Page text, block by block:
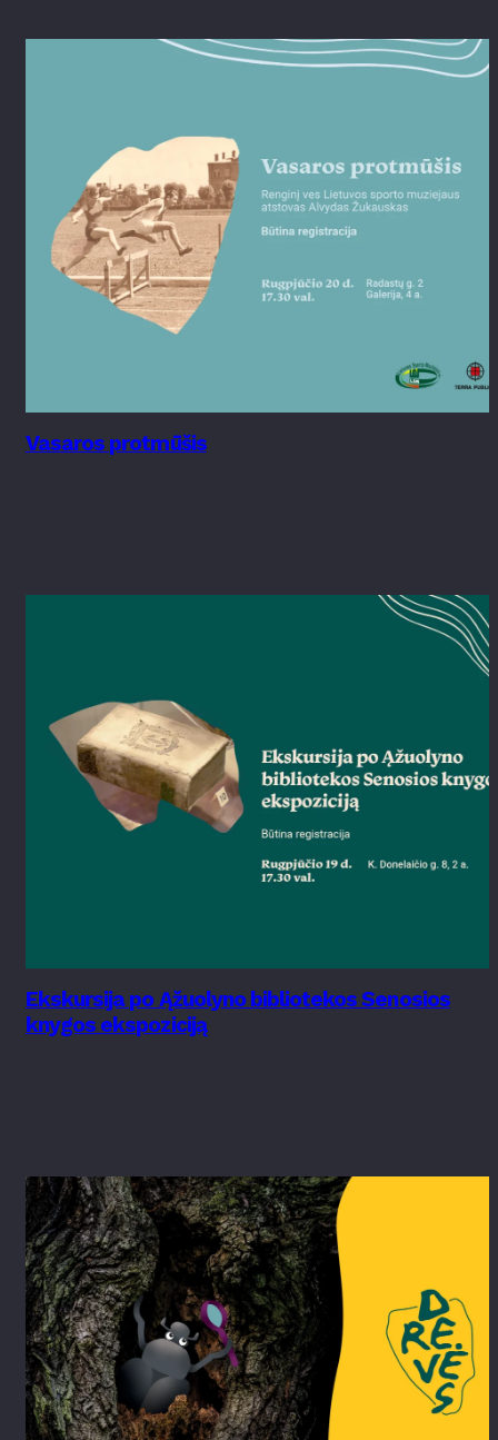
Vasaros protmūšis
Ekskursija po Ąžuolyno bibliotekos Senosios
knygos ekspoziciją